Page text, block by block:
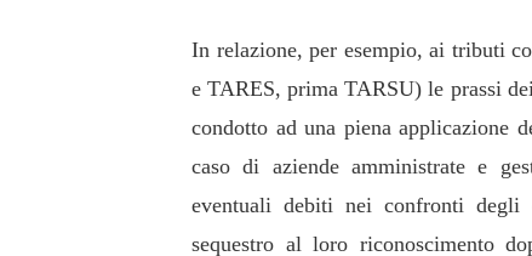
In relazione, per esempio, ai tributi
e TARES, prima TARSU) le prassi
condotto ad una piena applicazione
caso di aziende amministrate e
eventuali debiti nei confronti
sequestro al loro riconoscimento